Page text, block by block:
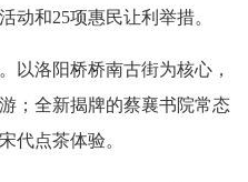
动和25项惠民让利举措。
洛阳桥桥南古街为核心，
；全新揭牌的蔡襄书院常态
代点茶体验。